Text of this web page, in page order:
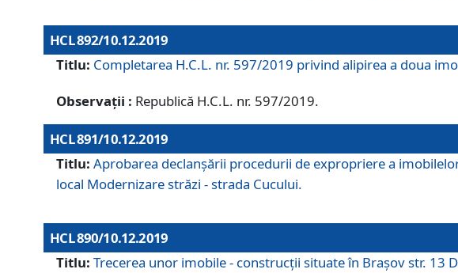
HCL 892/10.12.2019
Titlu: Completarea H.C.L. nr. 597/2019 privind alipirea a doua
Observații : Republică H.C.L. nr. 597/2019.
HCL 891/10.12.2019
Titlu: Aprobarea declanșării procedurii de expropriere a
local Modernizare străzi - strada Cucului.
HCL 890/10.12.2019
Titlu: Trecerea unor imobile - construcții situate în Brașov str. 13